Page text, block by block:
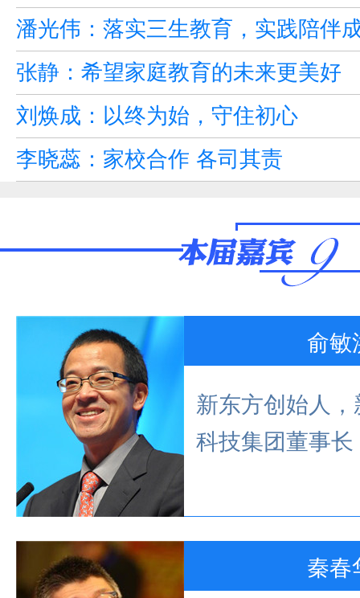
潘光伟：落实三生教育，实践陪伴
张静：希望家庭教育的未来更美好
刘焕成：以终为始，守住初心
李晓蕊：家校合作 各司其责
俞敏
新东方创始人
科技集团董事长
秦春